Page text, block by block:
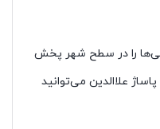
را در سطح شهر پخش
علاالدین می‌توانید